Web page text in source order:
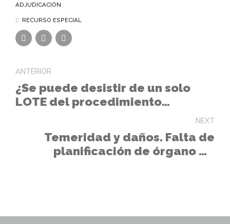
ADJUDICACIÓN
RECURSO ESPECIAL
ANTERIOR
¿Se puede desistir de un solo
LOTE del procedimiento
lotes?
NEXT
Temeridad y daños. Falta de
planificación de órgano de